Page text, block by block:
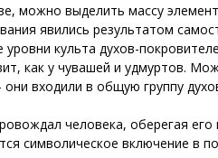
можно выделить массу
явились результатом
культа духов-
как у чувашей и удмуртов.
входили в общую группу
человека, оберегая
символическое включение в